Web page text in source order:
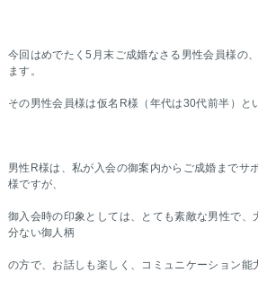
今回はめでたく5月末ご成婚なさる男性会員様の
ます。
その男性会員様は仮名R様（年代は30代前半）と
男性R様は、私が入会の御案内からご成婚までサ
様ですが、
御入会時の印象としては、とても素敵な男性で、
分ない御人柄
の方で、お話しも楽しく、コミュニケーション能